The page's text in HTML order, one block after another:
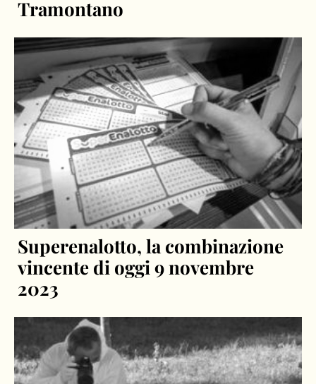
Tramontano
Superenalotto, la combinazione
vincente di oggi 9 novembre
2023